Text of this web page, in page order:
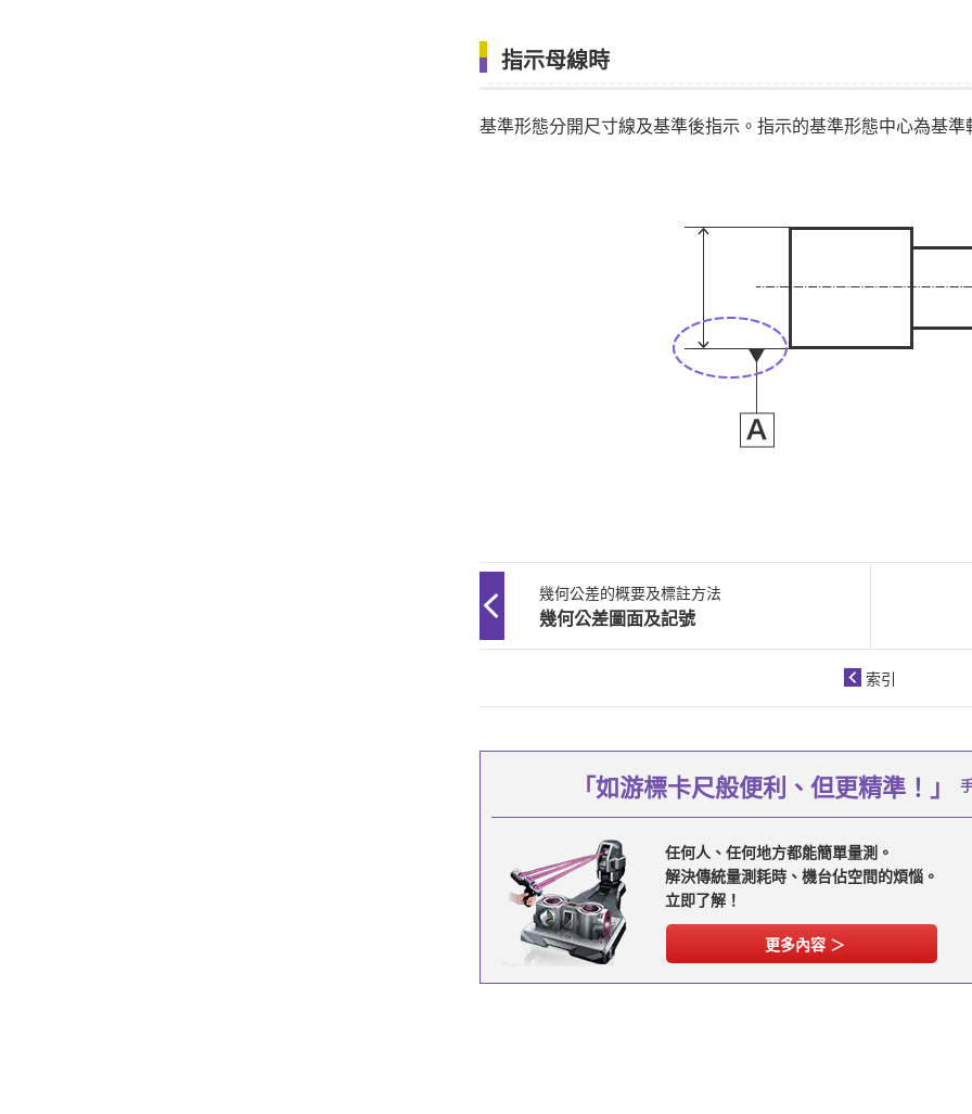
指示母線時
基準形態分開尺寸線及基準後指示。指示的基準形態中心為基準
幾何公差的概要及標註方法
幾何公差圖面及記號
索引
「如游標卡尺般便利、但更精準！」
任何人、任何地方都能簡單量測。
解決傳統量測耗時、機台佔空間的煩惱。
立即了解！
更多內容 ＞